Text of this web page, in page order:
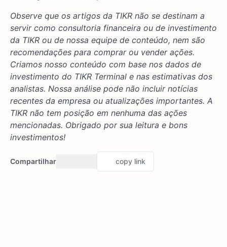
Observe que os artigos da TIKR não se destinam a
servir como consultoria financeira ou de investimento
da TIKR ou de nossa equipe de conteúdo, nem são
recomendações para comprar ou vender ações.
Criamos nosso conteúdo com base nos dados de
investimento do TIKR Terminal e nas estimativas dos
analistas. Nossa análise pode não incluir notícias
recentes da empresa ou atualizações importantes. A
TIKR não tem posição em nenhuma das ações
mencionadas. Obrigado por sua leitura e bons
investimentos!
Compartilhar copy link